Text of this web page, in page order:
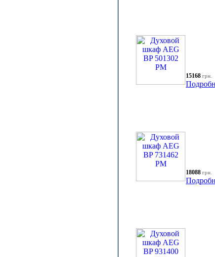
15168 грн.
18088 грн.